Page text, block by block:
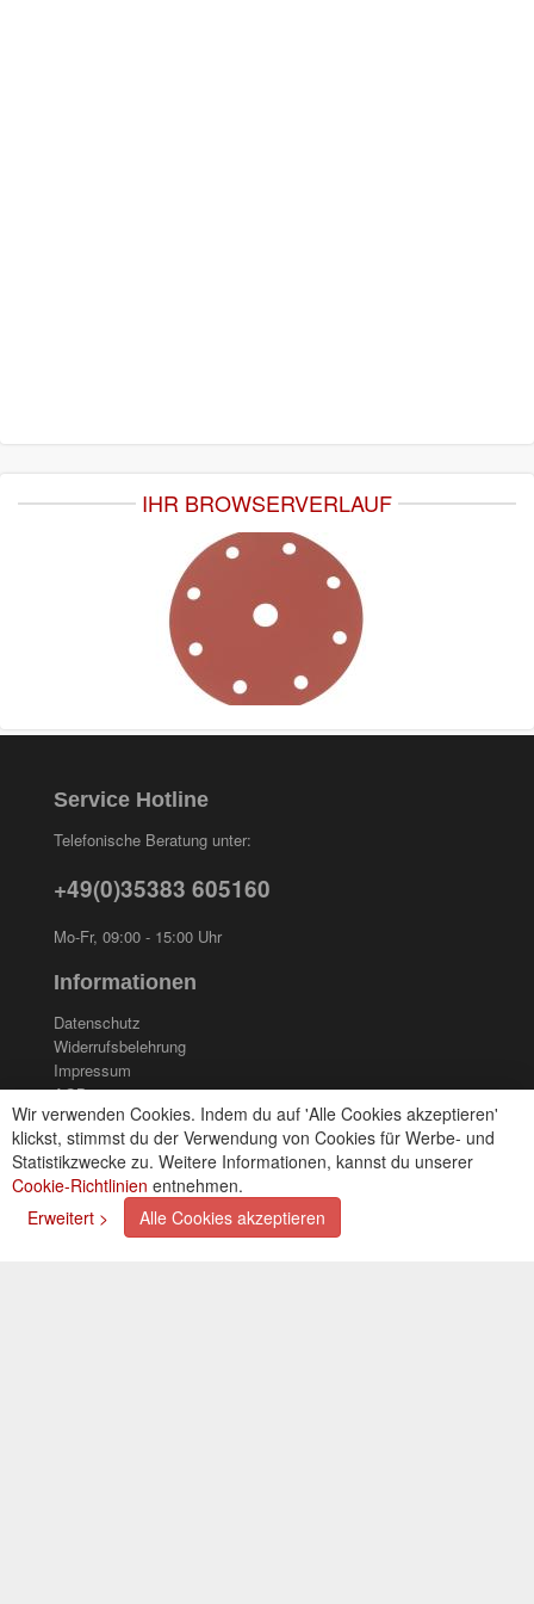
IHR BROWSERVERLAUF
Wir verwenden Cookies. Indem du auf 'Alle Cookies akzeptieren'
klickst, stimmst du der Verwendung von Cookies für Werbe- und
Statistikzwecke zu. Weitere Informationen, kannst du unserer
Cookie-Richtlinien entnehmen.
Erweitert >
Alle Cookies akzeptieren
Service Hotline
Telefonische Beratung unter:
+49(0)35383 605160
Mo-Fr, 09:00 - 15:00 Uhr
Informationen
Datenschutz
Widerrufsbelehrung
Impressum
AGB
Kontakt
Cookies einstellungen
Zahlungsarten